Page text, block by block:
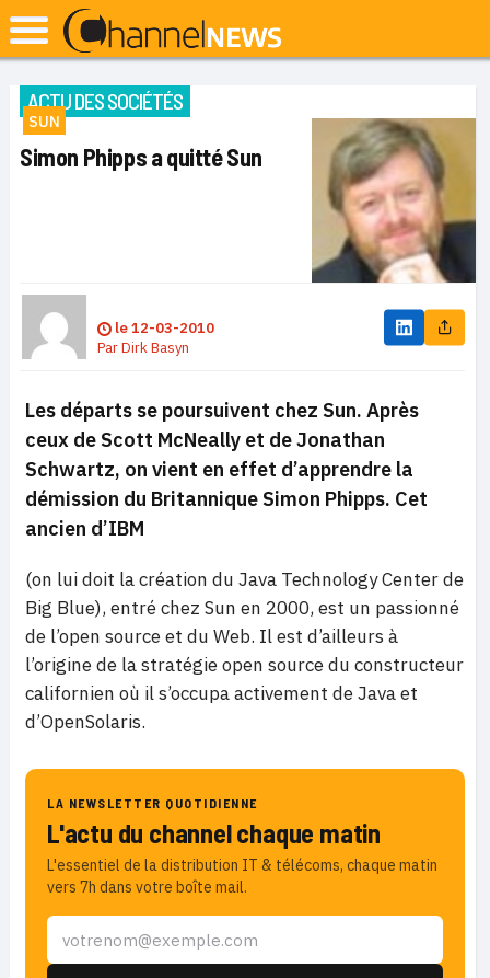
ACTU DES SOCIÉTÉS
SUN
Simon Phipps a quitté Sun
le12-03-2010
ParDirk Basyn
Les départs se poursuivent chez Sun. Après
ceux de Scott McNeally et de Jonathan
Schwartz, on vient en effet d’apprendre la
démission du Britannique Simon Phipps. Cet
ancien d’IBM
(on lui doit la création du Java Technology Center de
Big Blue), entré chez Sun en 2000, est un passionné
de l’open source et du Web. Il est d’ailleurs à
l’origine de la stratégie open source du constructeur
californien où il s’occupa activement de Java et
d’OpenSolaris.
LA NEWSLETTER QUOTIDIENNE
L'actu du channel chaque matin
L'essentiel de la distribution IT & télécoms, chaque matin
vers 7h dans votre boîte mail.